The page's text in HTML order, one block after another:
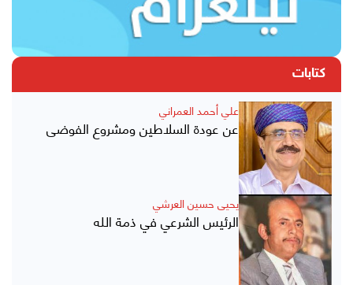
كتابات
علي أحمد العمراني
عن عودة السلاطين ومشروع الفوضى
يحيى حسين العرشي
الرئيس الشرعي في ذمة الله